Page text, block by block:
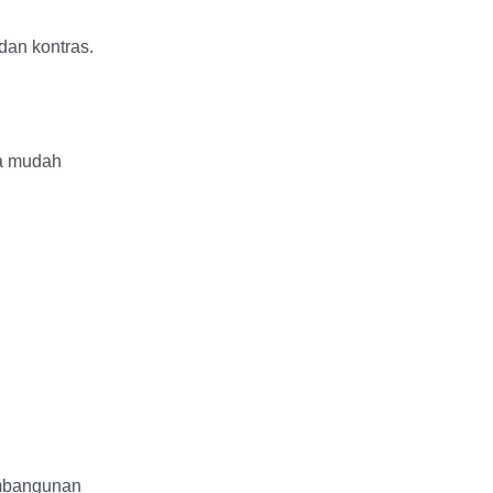
kontras.
mudah